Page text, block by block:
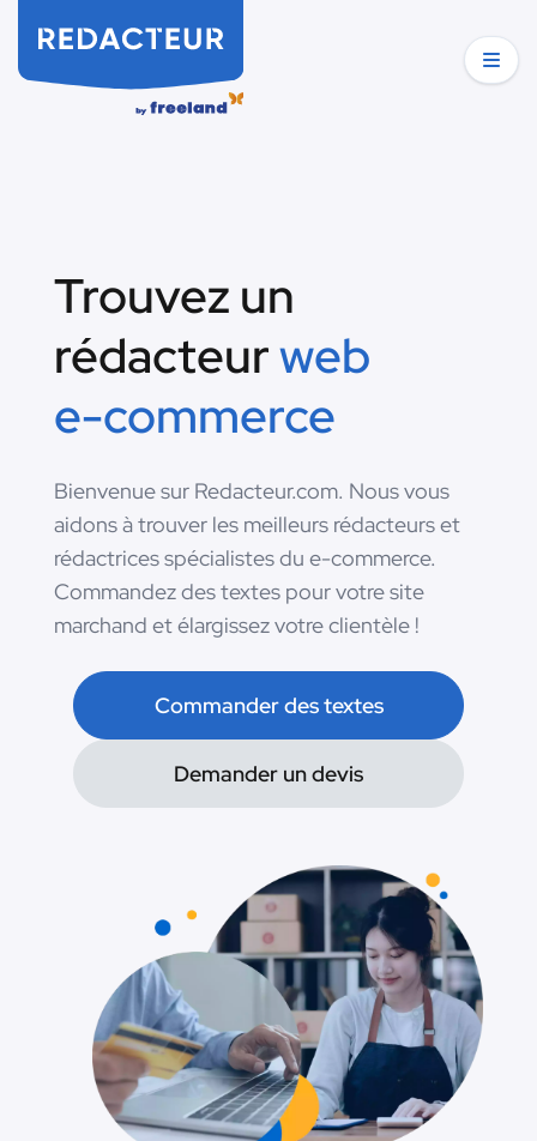
Trouvez un
rédacteurweb
e-commerce
Bienvenue sur Redacteur.com. Nous vous
aidons à trouver les meilleurs rédacteurs et
rédactrices spécialistes du e-commerce.
Commandez des textes pour votre site
marchand et élargissez votre clientèle !
Commander des textes
Demander un devis